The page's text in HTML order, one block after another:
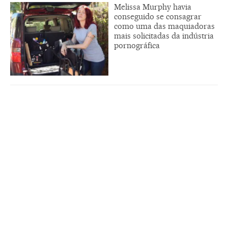
Melissa Murphy havia
conseguido se consagrar
como uma das maquiadoras
mais solicitadas da indústria
pornográfica